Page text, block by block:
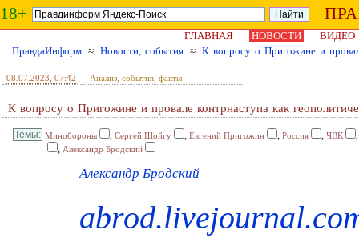
18+
ГЛАВНАЯ НОВОСТИ
ВИДЕО
ПравдаИнформ ≈ Новости, события ≈ К вопросу о Пригожине и
08.07.2023 , 07:42 Анализ, события, факты
К вопросу о Пригожине и провале контрнаступа как
Минобороны , Сергей Шойгу , Евгений Пригожин , Россия , ЧВК
, Александр Бродский
Александр Бродский